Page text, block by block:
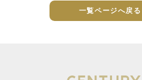
一覧ページへ戻る